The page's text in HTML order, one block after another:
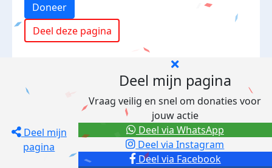
Doneer
Deel deze pagina
Deel mijn
pagina
Deel mijn pagina
Vraag veilig en snel om donaties voor
jouw actie
Deel via Facebook
Deel via Instagram
Deel via WhatsApp